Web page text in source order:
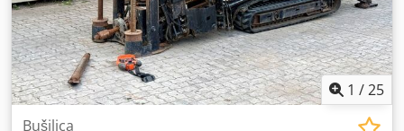
1 /25
Bušilica